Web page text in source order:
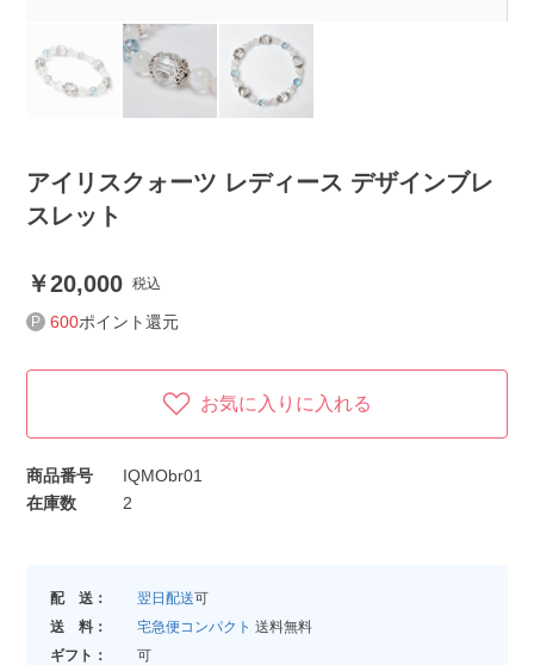
アイリスクォーツ レディース デザインブレ
スレット
20,000 税込
600ポイント還元
お気に入りに入れる
商品番号
IQMObr01
在庫数
2
配 送： 翌日配送可
送 料：
宅急便コンパクト 送料無料
ギフト：
可